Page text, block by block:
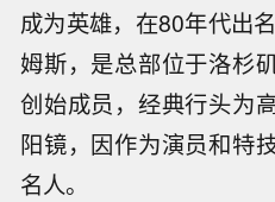
成为英雄，在80年代出
姆斯，是总部位于洛杉
创始成员，经典行头为
阳镜，因作为演员和特
名人。